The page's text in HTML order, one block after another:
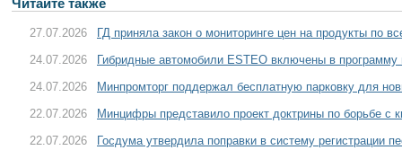
Читайте также
27.07.2026
ГД приняла закон о мониторинге цен на продукты по
24.07.2026
Гибридные автомобили ESTEO включены в программу
24.07.2026
Минпромторг поддержал бесплатную парковку для
22.07.2026
Минцифры представило проект доктрины по борьбе с
22.07.2026
Госдума утвердила поправки в систему регистрации